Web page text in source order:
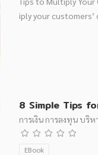
iply your
8 Simple Tips
การเงิน การลงทุน บริห
EBook